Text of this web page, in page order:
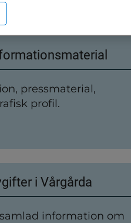
pressmaterial,
profil.
i Vårgårda
information om